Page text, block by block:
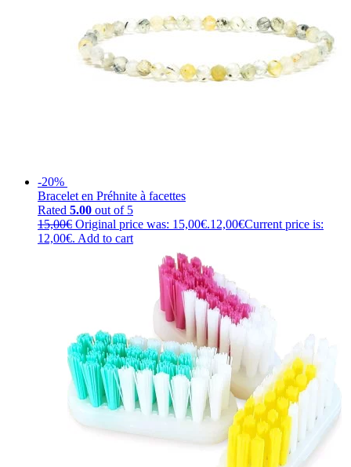
-20%
Bracelet en Préhnite à facettes
Rated 5.00 out of 5
15,00€ Original price was: 15,00€.12,00€Current price is:
12,00€. Add to cart